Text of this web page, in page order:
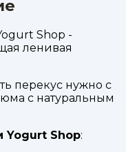
Shop -
ленивая
перекус нужно с
с натуральным
Yogurt Shop: